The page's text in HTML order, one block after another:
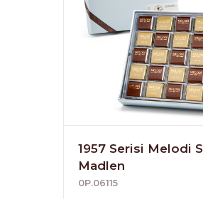
1957 Serisi Melodi
Madlen
0P.06115